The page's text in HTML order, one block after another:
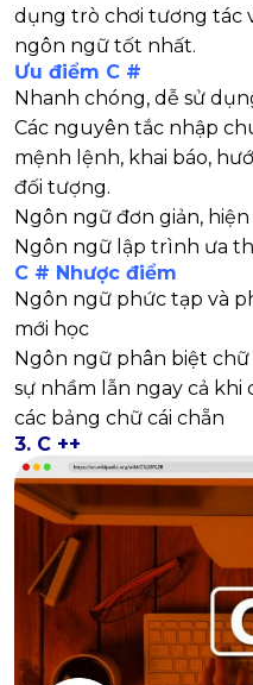
dụng trò chơi tương tác
ngôn ngữ tốt nhất.
Ưu điểm C #
Nhanh chóng, dễ sử
Các nguyên tắc nhập
mệnh lệnh, khai báo,
đối tượng.
Ngôn ngữ đơn giản,
Ngôn ngữ lập trình ưa
C # Nhược điểm
Ngôn ngữ phức tạp và
mới học
Ngôn ngữ phân biệt
sự nhầm lẫn ngay cả
các bảng chữ cái chẵn
3. C ++